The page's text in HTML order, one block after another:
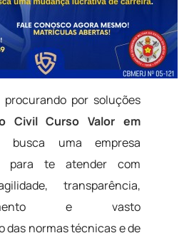
por soluções
Civil Curso Valor em
uma empresa
para te atender com
transparência,
e vasto
das normas técnicas e de